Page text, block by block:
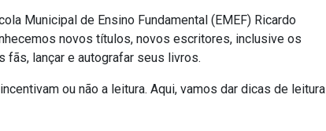
Municipal de Ensino Fundamental (EMEF) Ricardo
novos títulos, novos escritores, inclusive os
fãs, lançar e autografar seus livros.
ou não a leitura. Aqui, vamos dar dicas de leitura